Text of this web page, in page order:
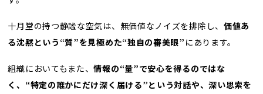
十月堂の持つ静謐な空気は、無価値なノイズを排除し、 価値あ
る沈黙という“質”を見極めた“独自の審美眼” にあります。
組織においてもまた、情報の“量”で安心を得るのではな
く、“特定の誰かにだけ深く届ける”という対話や、深い思索を